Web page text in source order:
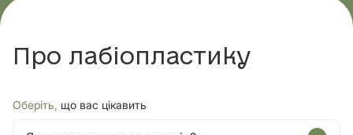
Про лабіопластику
Оберіть, що вас цікавить